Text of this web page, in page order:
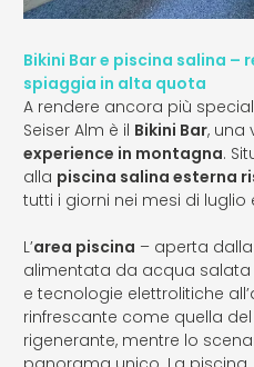
Bikini Bar e piscina salina –
spiaggia in alta quota
A rendere ancora più
Seiser Alm è il Bikini Bar, una
experience in montagna.
alla piscina salina esterna
tutti i giorni nei mesi di
L’area piscina – aperta
alimentata da acqua
e tecnologie elettrolitiche
rinfrescante come quella
rigenerante, mentre lo